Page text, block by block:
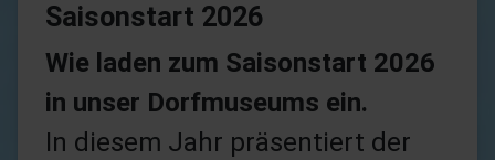
Saisonstart 2026
Wie laden zum Saisonstart 2026
in unser Dorfmuseums ein.
In diesem Jahr präsentiert der